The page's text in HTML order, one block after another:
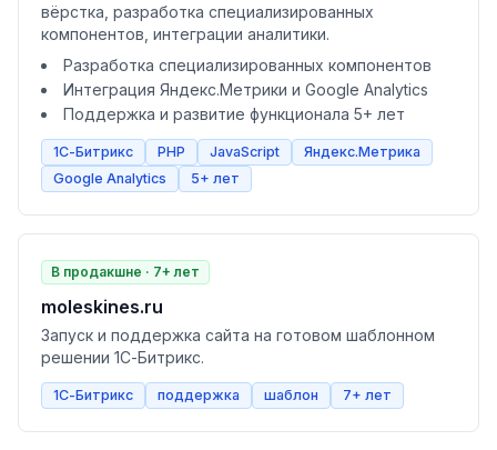
вёрстка, разработка специализированных
компонентов, интеграции аналитики.
Разработка специализированных компонентов
Интеграция Яндекс.Метрики и Google Analytics
Поддержка и развитие функционала 5+ лет
1С-Битрикс PHP JavaScript
Яндекс.Метрика
Google Analytics
5+ лет
В продакшне · 7+ лет
moleskines.ru
Запуск и поддержка сайта на готовом шаблонном
решении 1С-Битрикс.
1С-Битрикс поддержка шаблон 7+ лет